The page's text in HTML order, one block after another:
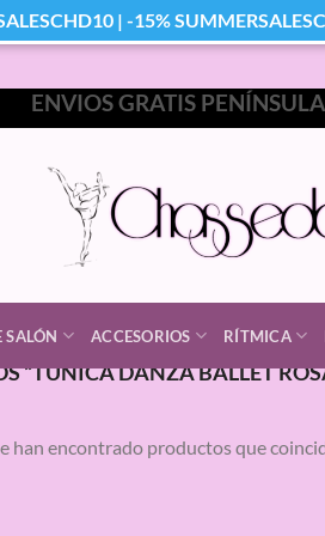
ENVIOS GRATIS
SALÓN ACCESORIOS RÍTMICA
“TUNICA DANZA BALLET
han encontrado productos que
| -15%